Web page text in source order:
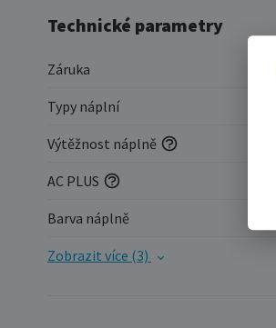
Technické parametry
Záruka
Typy náplní
Výtěžnost náplně
AC PLUS
Barva náplně
Zobrazit více (3)